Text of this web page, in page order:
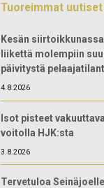
Tuoreimmat uutiset
Kesän
liikettä molempiin
päivitystä
4.8.2026
Isot pisteet
voitolla HJK:sta
3.8.2026
Tervetuloa